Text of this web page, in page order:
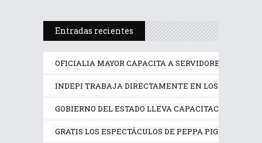
Entradas recientes
OFICIALIA MAYOR CAPACITA A SERVIDORES
INDEPI TRABAJA DIRECTAMENTE EN LOS
GOBIERNO DEL ESTADO LLEVA CAPACITACIÓN
GRATIS LOS ESPECTÁCULOS DE PEPPA PIG Y